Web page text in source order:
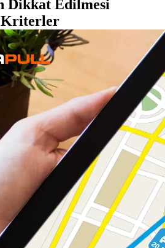
Dikkat Edilmesi
Kriterler